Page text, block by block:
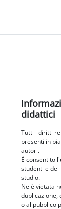
Blocchi
didattici
Tutti i diritti
presenti in
autori.
È consentito
studenti e del
studio.
Ne è vietata
duplicazione,
o al pubblico